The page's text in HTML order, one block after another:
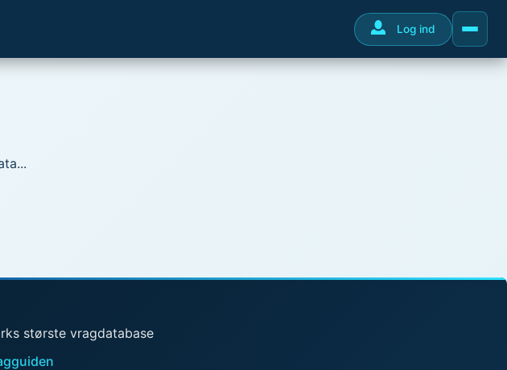
Log ind
største vragdatabase